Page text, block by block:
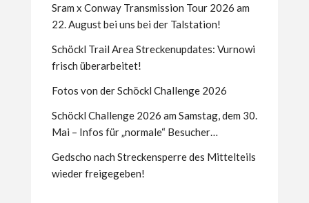
Sram x Conway Transmission Tour 2026 am
22. August bei uns bei der Talstation!
Schöckl Trail Area Streckenupdates: Vurnowi
frisch überarbeitet!
Fotos von der Schöckl Challenge 2026
Schöckl Challenge 2026 am Samstag, dem 30.
Mai – Infos für „normale“ Besucher…
Gedscho nach Streckensperre des Mittelteils
wieder freigegeben!